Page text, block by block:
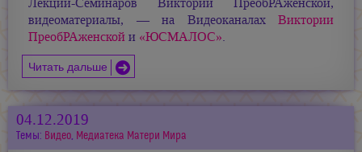
видеоматериалы, — на Видеоканалах Виктории
ПреобРАженской и «ЮСМАЛОС».
Читать дальше
04.12.2019
Темы: Видео, Медиатека Матери Мира